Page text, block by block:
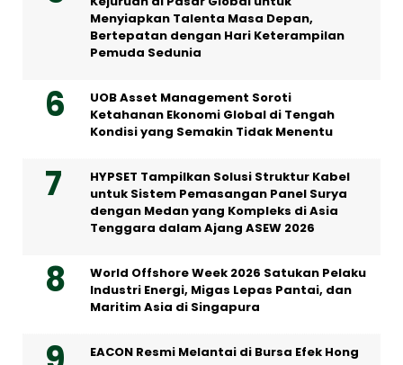
Menyiapkan Talenta Masa Depan,
Bertepatan dengan Hari Keterampilan
Pemuda Sedunia
UOB Asset Management Soroti
Ketahanan Ekonomi Global di Tengah
Kondisi yang Semakin Tidak Menentu
HYPSET Tampilkan Solusi Struktur Kabel
untuk Sistem Pemasangan Panel Surya
dengan Medan yang Kompleks di Asia
Tenggara dalam Ajang ASEW 2026
World Offshore Week 2026 Satukan Pelaku
Industri Energi, Migas Lepas Pantai, dan
Maritim Asia di Singapura
EACON Resmi Melantai di Bursa Efek Hong